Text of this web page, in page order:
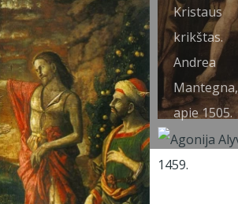
Kristaus
krikštas.
Andrea
Mantegna,
apie 1505.